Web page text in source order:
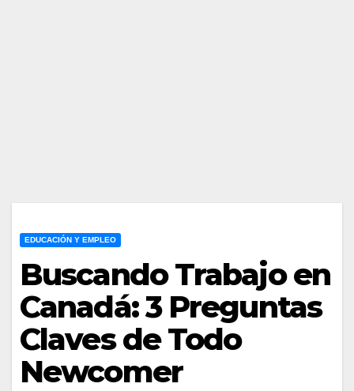
EDUCACIÓN Y EMPLEO
Buscando Trabajo en
Canadá: 3 Preguntas
Claves de Todo
Newcomer